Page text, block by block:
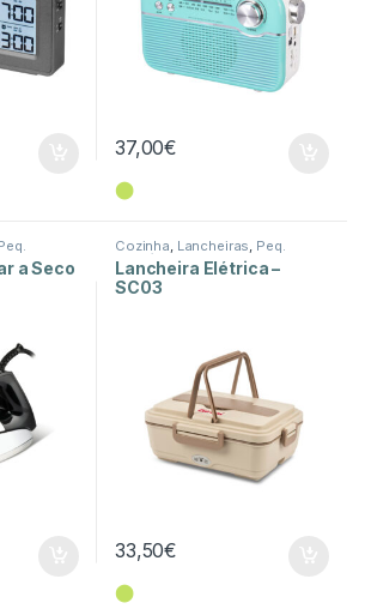
37,00€
⬤
de
a Seco
Cozinha Lancheiras Peq.
Domésticos
Lancheira Elétrica –
SC03
33,50€
⬤